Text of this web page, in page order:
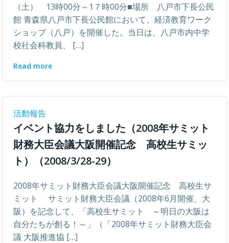
（土） 13時00分～1７時00分■場所 八戸市下長公民
館 青森県八戸市下長公民館において、経済教育ワーク
ショップ（八戸）を開催した。当日は、八戸市内中学
校社会科教員、 […]
Read more
活動報告
イベント協力をしました（2008年サミット
財務大臣会議大阪開催記念 高校生サミッ
ト）（2008/3/28-29）
2008年サミット財務大臣会議大阪開催記念 高校生サ
ミット サミット財務大臣会議（2008年6月開催、大
阪）を記念して、「高校生サミット ～明日の大阪は
自分たちが創る！～」（「2008年サミット財務大臣会
議 大阪推進協 […]